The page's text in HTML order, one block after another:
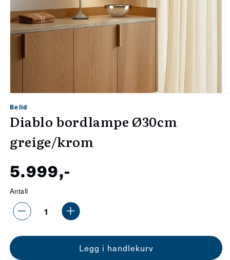
medie
1
i
Belid
Diablo bordlampe Ø30cm
greige/krom
Vanlig
pris
5.999,-
Antall
Senk
antallet
Øk
antallet
forLegg i handlekurv